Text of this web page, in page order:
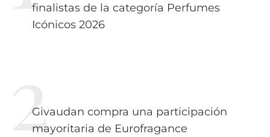
finalistas de la categoría Perfumes
Icónicos 2026
Givaudan compra una participación
mayoritaria de Eurofragance